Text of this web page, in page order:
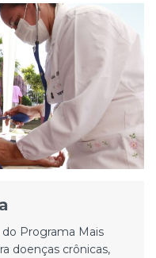
Programa Mais
doenças crônicas,